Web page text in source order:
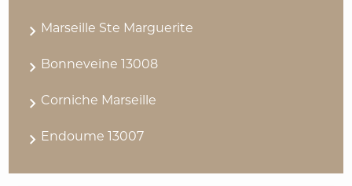
Marseille Ste Marguerite
Bonneveine 13008
Corniche Marseille
Endoume 13007